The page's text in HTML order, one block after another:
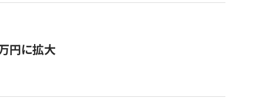
円に拡大